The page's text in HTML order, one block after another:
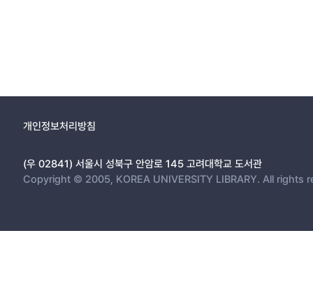
개인정보처리방침
(우 02841) 서울시 성북구 안암로 145 고려대학교 도서관
Copyright © 2005, KOREA UNIVERSITY LIBRARY. All rights